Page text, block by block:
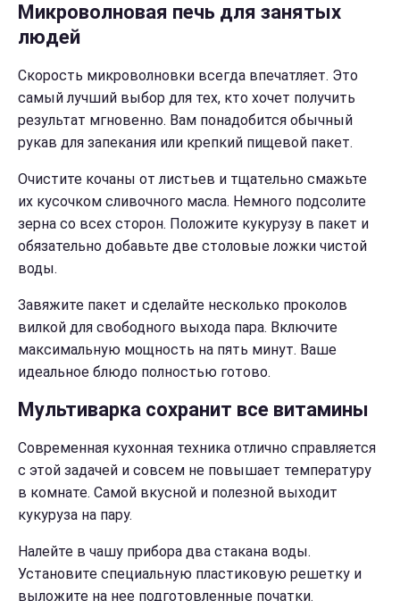
Микроволновая печь для занятых
людей
Скорость микроволновки всегда впечатляет. Это
самый лучший выбор для тех, кто хочет получить
результат мгновенно. Вам понадобится обычный
рукав для запекания или крепкий пищевой пакет.
Очистите кочаны от листьев и тщательно смажьте
их кусочком сливочного масла. Немного подсолите
зерна со всех сторон. Положите кукурузу в пакет и
обязательно добавьте две столовые ложки чистой
воды.
Завяжите пакет и сделайте несколько проколов
вилкой для свободного выхода пара. Включите
максимальную мощность на пять минут. Ваше
идеальное блюдо полностью готово.
Мультиварка сохранит все витамины
Современная кухонная техника отлично справляется
с этой задачей и совсем не повышает температуру
в комнате. Самой вкусной и полезной выходит
кукуруза на пару.
Налейте в чашу прибора два стакана воды.
Установите специальную пластиковую решетку и
выложите на нее подготовленные початки.